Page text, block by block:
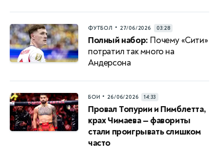
ФУТБОЛ • 27/06/2026 03:28
Полный набор: Почему «Сити»
потратил так много на
Андерсона
БОИ • 26/06/2026 14:33
Провал Топурии и Пимблетта,
крах Чимаева — фавориты
стали проигрывать слишком
часто